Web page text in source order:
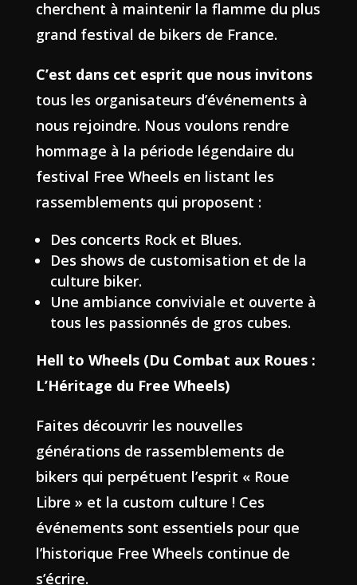
cherchent à maintenir la flamme du plus
grand festival de bikers de France.
C’est dans cet esprit que nous invitons
tous les organisateurs d’événements à
nous rejoindre. Nous voulons rendre
hommage à la période légendaire du
festival Free Wheels en listant les
rassemblements qui proposent :
Des concerts Rock et Blues.
Des shows de customisation et de la
culture biker.
Une ambiance conviviale et ouverte à
tous les passionnés de gros cubes.
Hell to Wheels (Du Combat aux Roues :
L’Héritage du Free Wheels)
Faites découvrir les nouvelles
générations de rassemblements de
bikers qui perpétuent l’esprit « Roue
Libre » et la custom culture ! Ces
événements sont essentiels pour que
l’historique Free Wheels continue de
s’écrire.